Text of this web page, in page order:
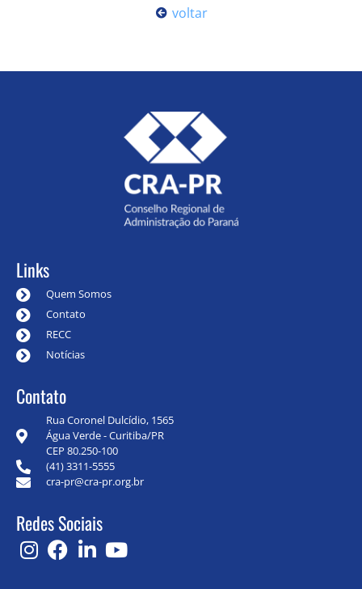
voltar
Links
Quem Somos
Contato
RECC
Notícias
Contato
Rua Coronel Dulcídio, 1565
Água Verde - Curitiba/PR
CEP 80.250-100
(41) 3311-5555
cra-pr@cra-pr.org.br
Redes Sociais